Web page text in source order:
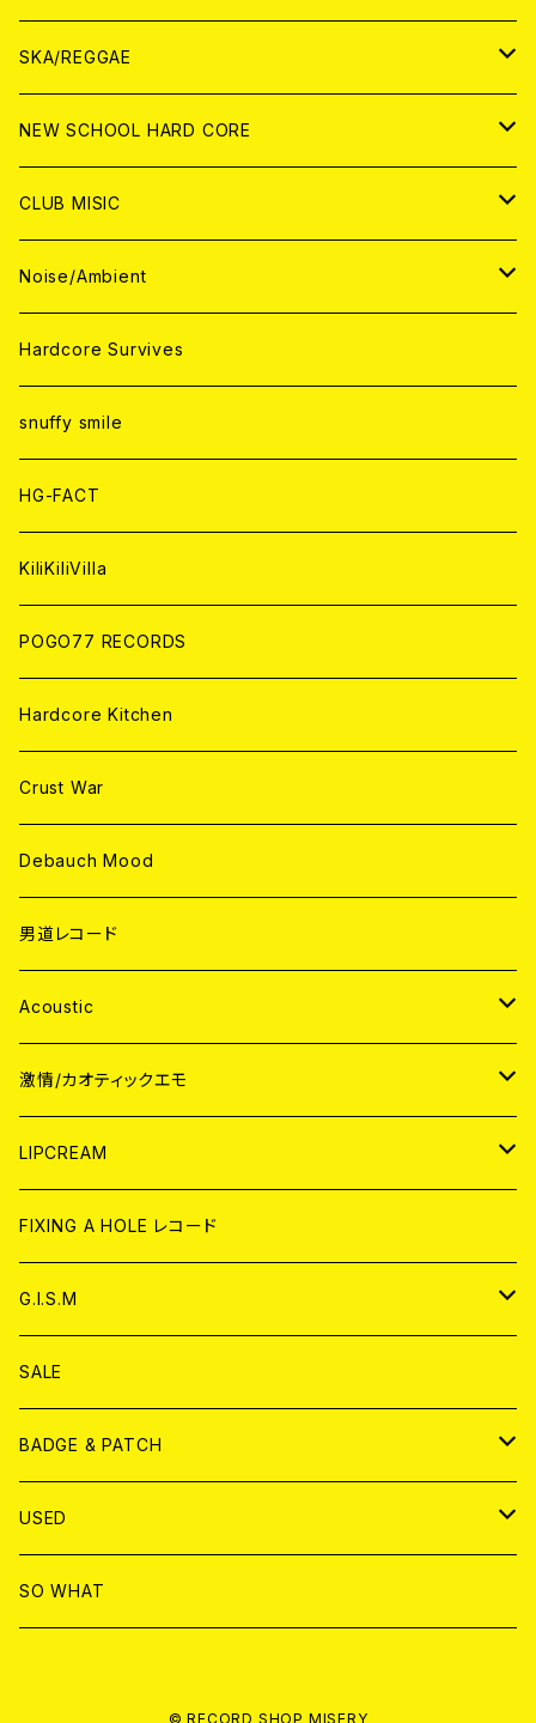
ANALOG
ANALOG
ANALOG
CD
CD
ANALOG
WORLD
CD
ANALOG
JAPAN
CD
ANALOG
WORLD
CD
ANALOG
SKA/REGGAE
JAPAN
CD
ANALOG
WORLD
CD
ANALOG
NEW SCHOOL HARD CORE
JAPAN
CD
ANALOG
WORLD
CD
ANALOG
CLUB MISIC
JAPAN
CD
ANALOG
WORLD
CD
ANALOG
Noise/Ambient
JAPAN
CD
ANALOG
WORLD
CD
ANALOG
Hardcore Survives
snuffy smile
HG-FACT
KiliKiliVilla
POGO77 RECORDS
Hardcore Kitchen
Crust War
Debauch Mood
男道レコード
Acoustic
JAPAN
CD
ANALOG
WORLD
CD
ANALOG
激情/カオティックエモ
JAPAN
CD
ANALOG
WORLD
CD
ANALOG
LIPCREAM
CD
アナログ
DVD
T-shirt & WEAR
FIXING A HOLE レコード
G.I.S.M
CD
ANALOG
T-SHIRT & WEAR
DVD
SALE
BADGE & PATCH
BADGE
PATCH
USED
書籍
SO WHAT
© RECORD SHOP MISERY